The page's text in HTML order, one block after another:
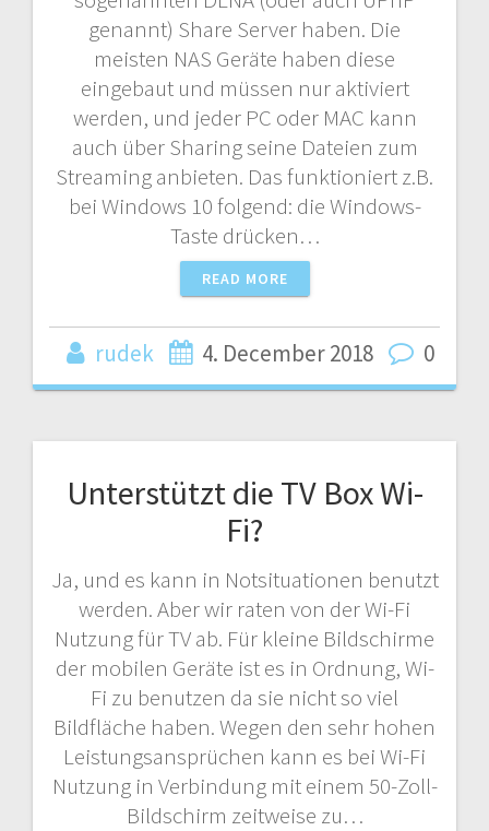
genannt) Share Server haben. Die
meisten NAS Geräte haben diese
eingebaut und müssen nur aktiviert
werden, und jeder PC oder MAC kann
auch über Sharing seine Dateien zum
Streaming anbieten. Das funktioniert z.B.
bei Windows 10 folgend: die Windows-
Taste drücken…
READ MORE
rudek 4. December 2018 0
Unterstützt die TV Box Wi-
Fi?
Ja, und es kann in Notsituationen benutzt
werden. Aber wir raten von der Wi-Fi
Nutzung für TV ab. Für kleine Bildschirme
der mobilen Geräte ist es in Ordnung, Wi-
Fi zu benutzen da sie nicht so viel
Bildfläche haben. Wegen den sehr hohen
Leistungsansprüchen kann es bei Wi-Fi
Nutzung in Verbindung mit einem 50-Zoll-
Bildschirm zeitweise zu…